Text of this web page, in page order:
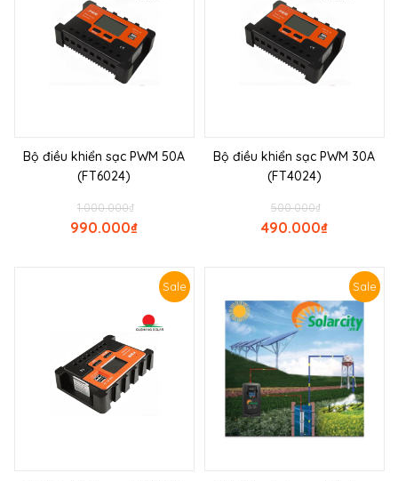
Bộ điều khiển sạc PWM 50A
(FT6024)
₫
1.000.000
₫
990.000
Bộ điều khiển sạc PWM 30A
(FT4024)
₫
500.000
₫
490.000
Sale Sale